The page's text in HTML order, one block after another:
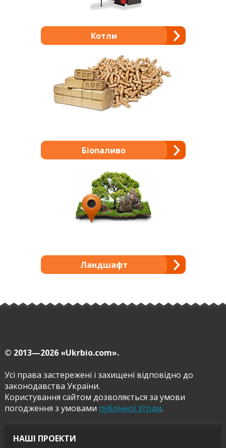
Котли
Біопаливо
Ландшафт
© 2013—2026 «Ukrbio.com».
Усі права застережені і захищені відповідно до
законодавства України.
Користування сайтом дозволяється за умови
погодження з умовами публічної Угоди.
НАШІ ПРОЕКТИ